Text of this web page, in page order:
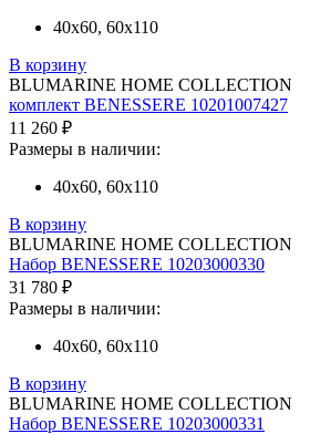
40х60, 60х110
В корзину
BLUMARINE HOME COLLECTION
комплект BENESSERE 10201007427
11 260 ₽
Размеры в наличии:
40х60, 60х110
В корзину
BLUMARINE HOME COLLECTION
Набор BENESSERE 10203000330
31 780 ₽
Размеры в наличии:
40х60, 60х110
В корзину
BLUMARINE HOME COLLECTION
Набор BENESSERE 10203000331